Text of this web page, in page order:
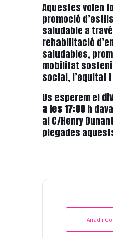
Aquestes volen
promoció
saludable a
rehabilitació
saludables,
mobilitat
social, l’equitat
Us esperem el
a les 17:00h
al C/Henry
plegades
+ Añadir